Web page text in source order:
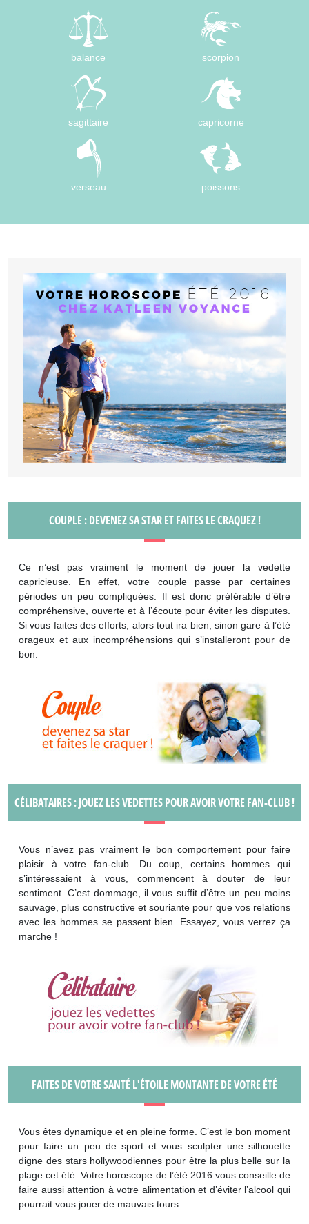
balance scorpion
sagittaire capricorne
verseau poissons
COUPLE : DEVENEZ SA STAR ET FAITES LE CRAQUEZ !
Ce n’est pas vraiment le moment de jouer la vedette
capricieuse. En effet, votre couple passe par certaines
périodes un peu compliquées. Il est donc préférable d’être
compréhensive, ouverte et à l’écoute pour éviter les disputes.
Si vous faites des efforts, alors tout ira bien, sinon gare à l’été
orageux et aux incompréhensions qui s’installeront pour de
bon.
CÉLIBATAIRES : JOUEZ LES VEDETTES POUR AVOIR VOTRE FAN-CLUB !
Vous n’avez pas vraiment le bon comportement pour faire
plaisir à votre fan-club. Du coup, certains hommes qui
s’intéressaient à vous, commencent à douter de leur
sentiment. C’est dommage, il vous suffit d’être un peu moins
sauvage, plus constructive et souriante pour que vos relations
avec les hommes se passent bien. Essayez, vous verrez ça
marche !
FAITES DE VOTRE SANTÉ L'ÉTOILE MONTANTE DE VOTRE ÉTÉ
Vous êtes dynamique et en pleine forme. C’est le bon moment
pour faire un peu de sport et vous sculpter une silhouette
digne des stars hollywoodiennes pour être la plus belle sur la
plage cet été. Votre horoscope de l’été 2016 vous conseille de
faire aussi attention à votre alimentation et d’éviter l’alcool qui
pourrait vous jouer de mauvais tours.